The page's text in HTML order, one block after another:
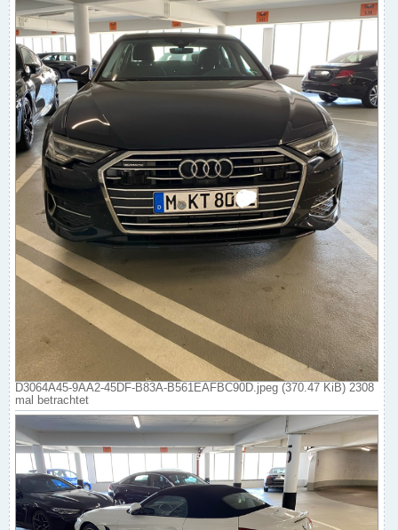
D3064A45-9AA2-45DF-B83A-B561EAFBC90D.jpeg (370.47 KiB) 2308
mal betrachtet